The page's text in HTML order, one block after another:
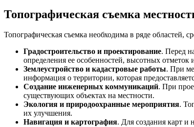
Топографическая съемка
Топографическая съемка необходима в ряде областей,
Градостроительство и проектирование. Перед
определения ее особенностей, высотных отметок
Землеустройство и кадастровые работы. При
информация о территории, которая
Создание инженерных коммуникаций. При
существующих объектах на местности.
Экология и природоохранные мероприятия.
их улучшения.
Навигация и картография. Для создания карт и